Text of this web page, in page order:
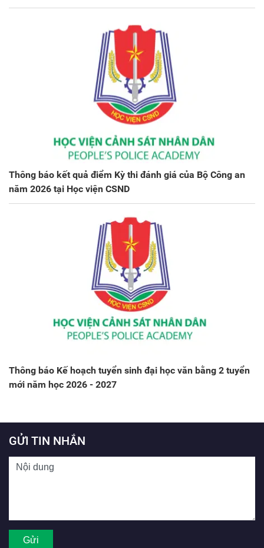
Thông báo kết quả điểm Kỳ thi đánh giá của Bộ Công an
năm 2026 tại Học viện CSND
Thông báo Kế hoạch tuyển sinh đại học văn bằng 2 tuyển
mới năm học 2026 - 2027
GỬI TIN NHẮN